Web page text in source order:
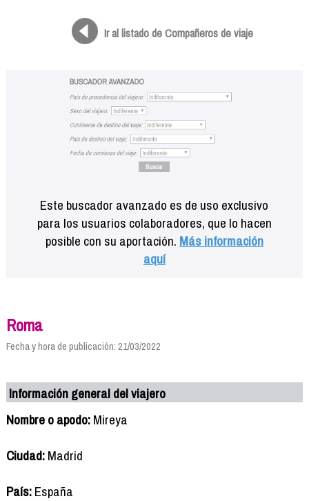
Ir al listado de Compañeros de viaje
Este buscador avanzado es de uso exclusivo
para los usuarios colaboradores, que lo hacen
posible con su aportación. Más información
aquí
Roma
Fecha y hora de publicación: 21/03/2022
Información general del viajero
Nombre o apodo:Mireya
Ciudad:Madrid
País:España